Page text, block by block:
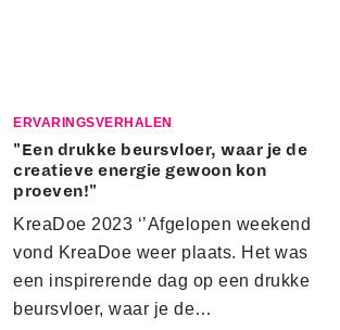
ERVARINGSVERHALEN
"Een drukke beursvloer, waar je de
creatieve energie gewoon kon
proeven!"
KreaDoe 2023 ‘’Afgelopen weekend
vond KreaDoe weer plaats. Het was
een inspirerende dag op een drukke
beursvloer, waar je de…